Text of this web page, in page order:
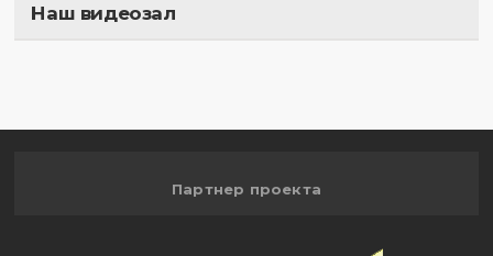
Наш видеозал
Партнер проекта